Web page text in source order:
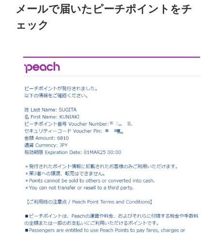
メールで届いたピーチポイントをチ
ェック